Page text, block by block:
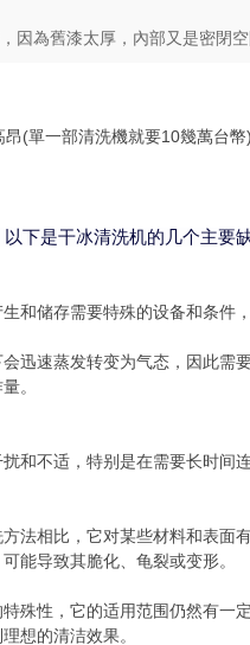
為舊漆太厚，內部又是密閉空
(單一部清洗機就要10幾萬台幣)
下是干冰清洗机的几个主要
和储存需要特殊的设备和条件
迅速蒸发转变为气态，因此需要
。
和不适，特别是在需要长时间
法相比，它对某些材料和表面
能导致其脆化、龟裂或变形。
殊性，它的适用范围仍然有一定
想的清洁效果。